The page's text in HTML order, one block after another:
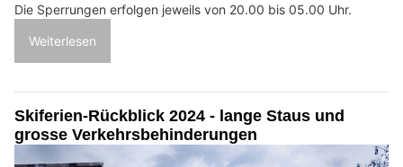
Die Sperrungen erfolgen jeweils von 20.00 bis 05.00 Uhr.
Weiterlesen
Skiferien-Rückblick 2024 - lange Staus und
grosse Verkehrsbehinderungen